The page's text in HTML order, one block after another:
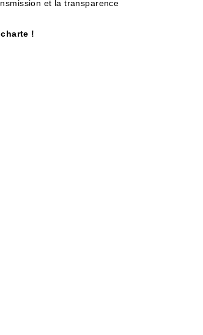
et la transparence
!